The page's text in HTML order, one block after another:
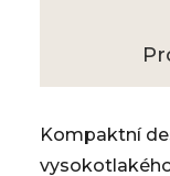
Kompaktní